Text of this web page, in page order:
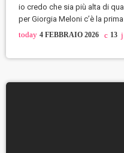
io credo che sia più alta di
per Giorgia Meloni c’è la
la prima volta si rompe un
fatto dell’unità la propria
today 4 FEBBRAIO 2026 13